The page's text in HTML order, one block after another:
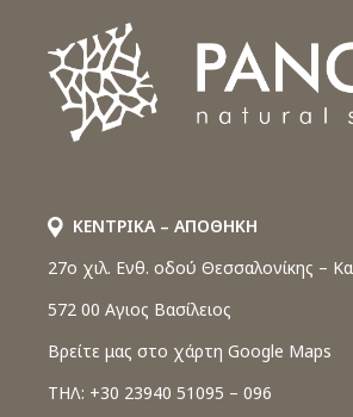
ΚΕΝΤΡΙΚΑ – ΑΠΟΘΗΚΗ
27o χιλ. Ενθ. οδού Θεσσαλονίκης –
572 00 Αγιος Βασίλειος
Βρείτε μας στο χάρτη Google Maps
ΤΗΛ: +30 23940 51095 – 096